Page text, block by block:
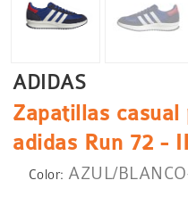
ADIDAS
Zapatillas
adidas Run 72 -
Color: AZUL/